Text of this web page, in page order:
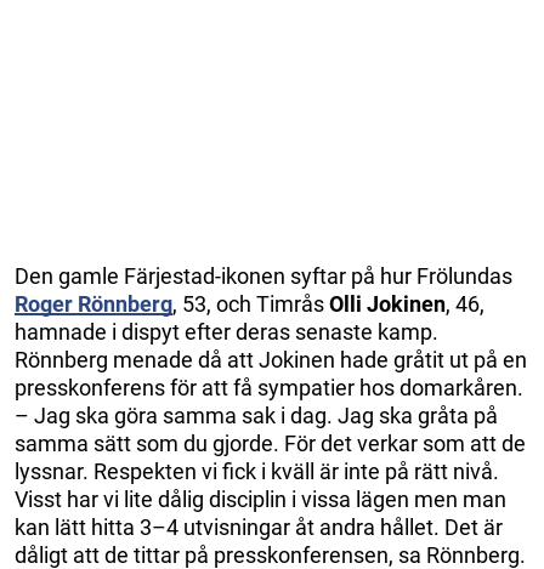
Den gamle Färjestad-ikonen syftar på hur Frölundas
Roger Rönnberg, 53, och TimråsOlli Jokinen, 46,
hamnade i dispyt efter deras senaste kamp.
Rönnberg menade då att Jokinen hade gråtit ut på en
presskonferens för att få sympatier hos domarkåren.
– Jag ska göra samma sak i dag. Jag ska gråta på
samma sätt som du gjorde. För det verkar som att de
lyssnar. Respekten vi fick i kväll är inte på rätt nivå.
Visst har vi lite dålig disciplin i vissa lägen men man
kan lätt hitta 3–4 utvisningar åt andra hållet. Det är
dåligt att de tittar på presskonferensen, sa Rönnberg.